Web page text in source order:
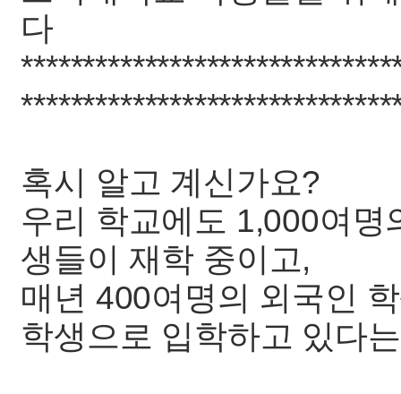
다
혹시 알고 계신가요?
우리 학교에도 1,000여명
생들이 재학 중이고,
매년 400여명의 외국인
학생으로 입학하고 있다